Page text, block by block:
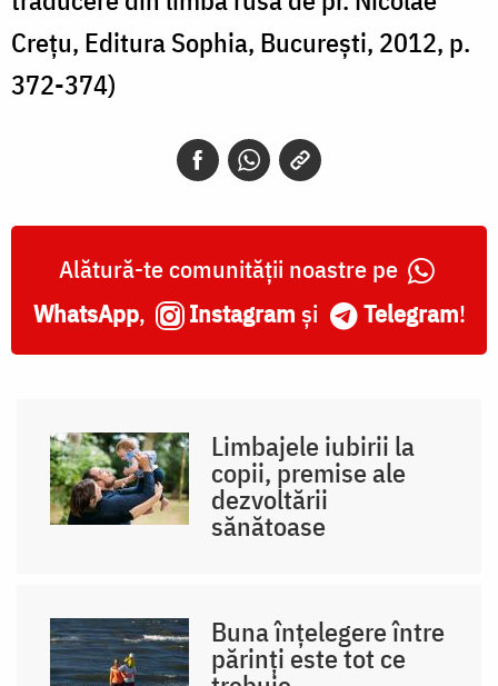
Creţu, Editura Sophia, Bucureşti, 2012, p.
372-374)
Alătură-te comunității noastre pe
WhatsApp, Instagram și Telegram!
Limbajele iubirii la
copii, premise ale
dezvoltării
sănătoase
Buna înțelegere între
părinți este tot ce